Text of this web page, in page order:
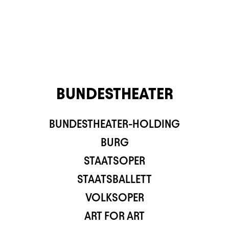
BUNDESTHEATER
BUNDESTHEATER-HOLDING
BURG
STAATSOPER
STAATSBALLETT
VOLKSOPER
ART FOR ART